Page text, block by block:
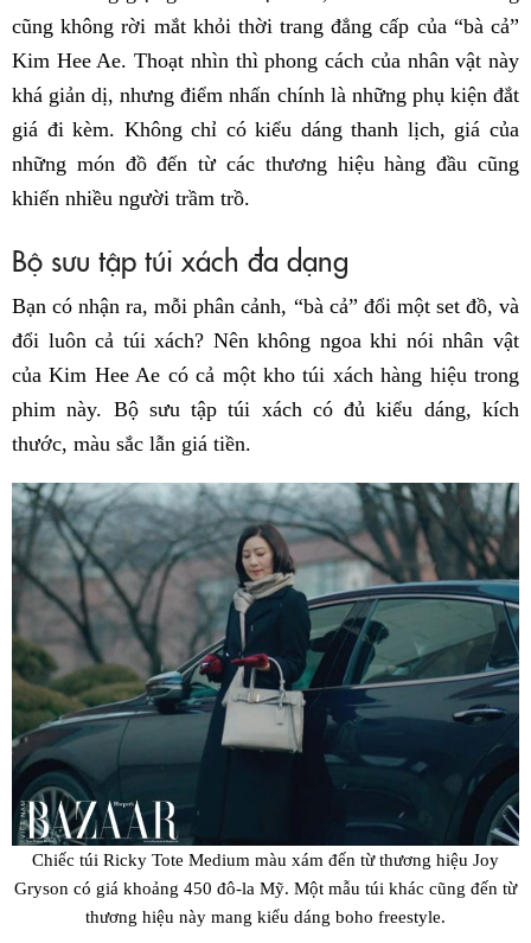
cũng không rời mắt khỏi thời trang đẳng cấp của “bà cả”
Kim Hee Ae. Thoạt nhìn thì phong cách của nhân vật này
khá giản dị, nhưng điểm nhấn chính là những phụ kiện đắt
giá đi kèm. Không chỉ có kiểu dáng thanh lịch, giá của
những món đồ đến từ các thương hiệu hàng đầu cũng
khiến nhiều người trầm trồ.
Bộ sưu tập túi xách đa dạng
Bạn có nhận ra, mỗi phân cảnh, “bà cả” đổi một set đồ, và
đổi luôn cả túi xách? Nên không ngoa khi nói nhân vật
của Kim Hee Ae có cả một kho túi xách hàng hiệu trong
phim này. Bộ sưu tập túi xách có đủ kiểu dáng, kích
thước, màu sắc lẫn giá tiền.
Chiếc túi Ricky Tote Medium màu xám đến từ thương hiệu Joy
Gryson có giá khoảng 450 đô-la Mỹ. Một mẫu túi khác cũng đến từ
thương hiệu này mang kiểu dáng boho freestyle.